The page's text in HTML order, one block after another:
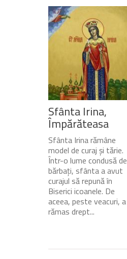
Sfânta Irina,
Împărăteasa
Sfânta Irina rămâne
model de curaj și tărie.
Într-o lume condusă de
bărbați, sfânta a avut
curajul să repună în
Biserici icoanele. De
aceea, peste veacuri, a
rămas drept...